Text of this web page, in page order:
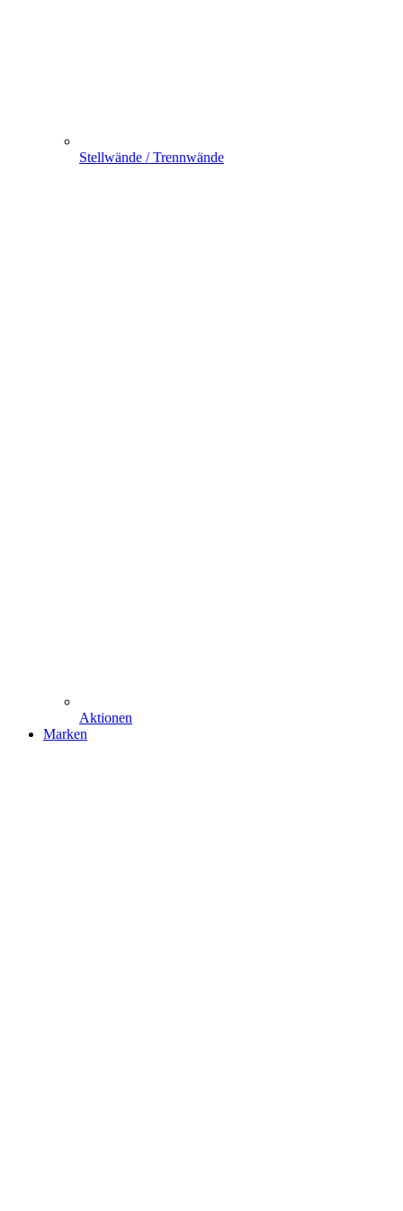
Stellwände / Trennwände
Aktionen
Marken